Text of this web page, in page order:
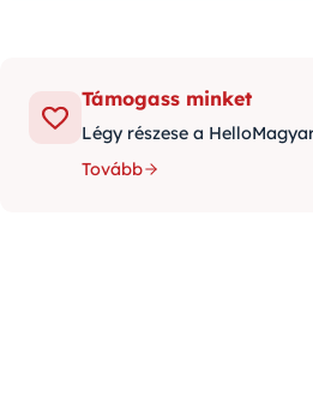
Támogass minket
Légy részese a
Tovább